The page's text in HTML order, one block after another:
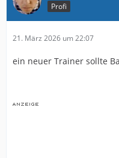
Profi
21. März 2026 um 22:07
ein neuer Trainer sollte